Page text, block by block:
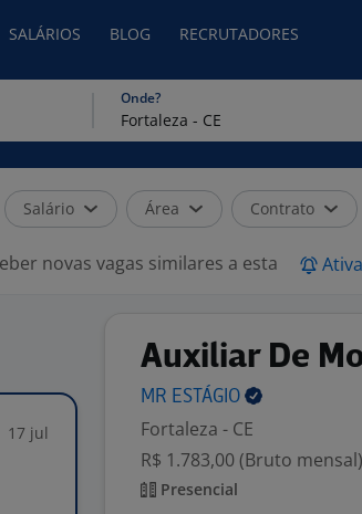
SALÁRIOS BLOG RECRUTADORES
Onde?
Salário Área Contrato
novas vagas similares a esta
17 jul
Auxiliar De
MR ESTÁGIO
Fortaleza - CE
R$ 1.783,00 (Bruto mensal)
Presencial